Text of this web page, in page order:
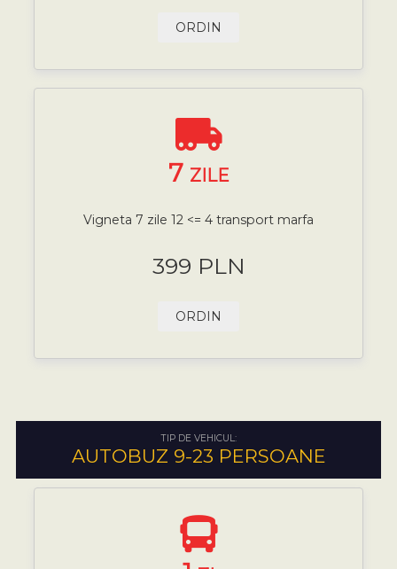
ORDIN
7 ZILE
Vigneta 7 zile 12 <= 4 transport marfa
399 PLN
ORDIN
TIP DE VEHICUL:
AUTOBUZ 9-23 PERSOANE